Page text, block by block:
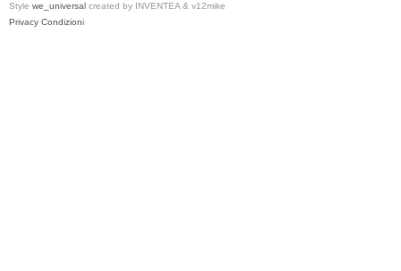
Style we_universal created by INVENTEA & v12mike
Privacy Condizioni